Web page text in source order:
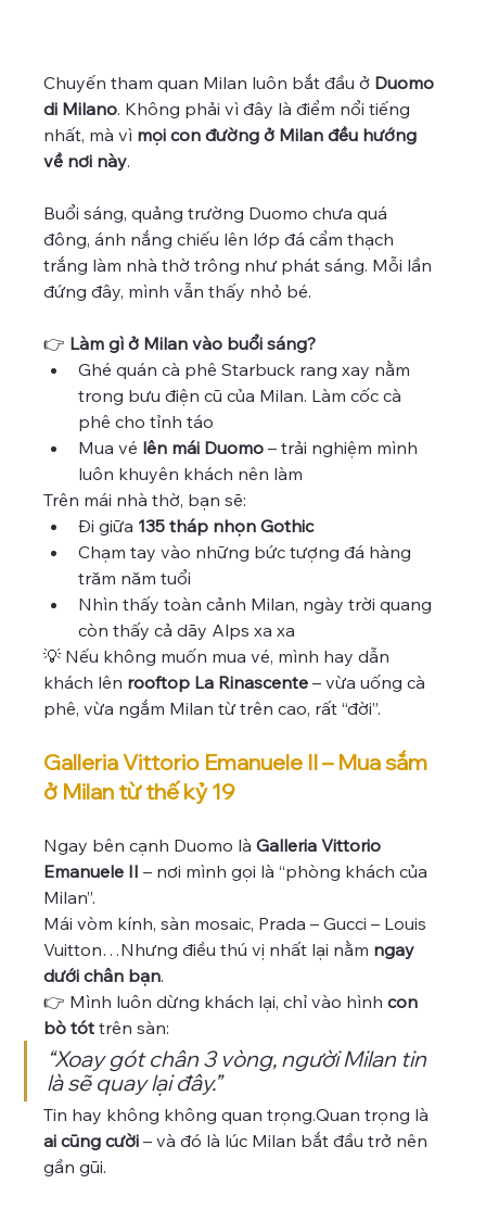
Chuyến tham quan Milan luôn bắt đầu ở Duomo
di Milano. Không phải vì đây là điểm nổi tiếng
nhất, mà vì mọi con đường ở Milan đều hướng
về nơi này.
Buổi sáng, quảng trường Duomo chưa quá
đông, ánh nắng chiếu lên lớp đá cẩm thạch
trắng làm nhà thờ trông như phát sáng. Mỗi lần
đứng đây, mình vẫn thấy nhỏ bé.
👉 Làm gì ở Milan vào buổi sáng?
Ghé quán cà phê Starbuck rang xay nằm
trong bưu điện cũ của Milan. Làm cốc cà
phê cho tỉnh táo
Mua vé lên mái Duomo – trải nghiệm mình
luôn khuyên khách nên làm
Trên mái nhà thờ, bạn sẽ:
Đi giữa 135 tháp nhọn Gothic
Chạm tay vào những bức tượng đá hàng
trăm năm tuổi
Nhìn thấy toàn cảnh Milan, ngày trời quang
còn thấy cả dãy Alps xa xa
💡 Nếu không muốn mua vé, mình hay dẫn
khách lên rooftop La Rinascente – vừa uống cà
phê, vừa ngắm Milan từ trên cao, rất “đời”.
Galleria Vittorio Emanuele II – Mua sắm
ở Milan từ thế kỷ 19
Ngay bên cạnh Duomo là Galleria Vittorio
Emanuele II – nơi mình gọi là “phòng khách của
Milan”.
Mái vòm kính, sàn mosaic, Prada – Gucci – Louis
Vuitton…Nhưng điều thú vị nhất lại nằm ngay
dưới chân bạn.
👉 Mình luôn dừng khách lại, chỉ vào hình con
bò tót trên sàn:
“Xoay gót chân 3 vòng, người Milan tin
là sẽ quay lại đây.”
Tin hay không không quan trọng.Quan trọng là
ai cũng cười – và đó là lúc Milan bắt đầu trở nên
gần gũi.